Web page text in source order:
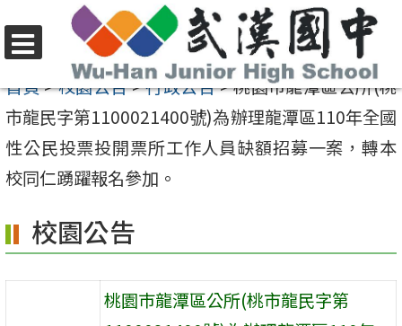
至
要
內
容
選
單
首頁>校園公告>行政公告>桃園巿龍潭區公所(桃
市龍民字第1100021400號)為辦理龍潭區110年全國
性公民投票投開票所工作人員缺額招募一案，轉本
校同仁踴躍報名參加。
校園公告
桃園巿龍潭區公所(桃市龍民字第